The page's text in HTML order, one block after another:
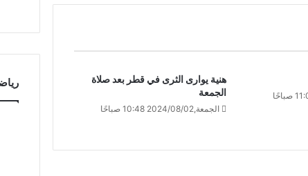
هنية يوارى الثرى في قطر بعد صلاة
الجمعة
الجمعة,2024/08/02 10:48 صباحًا